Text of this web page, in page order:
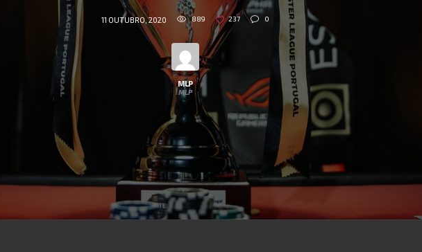
11 OUTUBRO, 2020 889 237 0
MLP
MLP